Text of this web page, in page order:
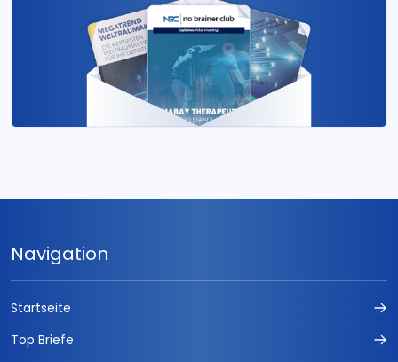
Navigation
Startseite
Top Briefe